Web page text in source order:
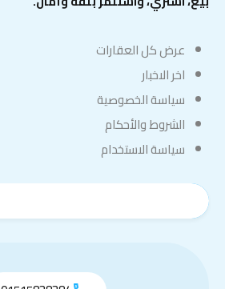
عرض كل العقارات
اخر الاخبار
سياسة الخصوصية
الشروط والأحكام
سياسة الاستخدام